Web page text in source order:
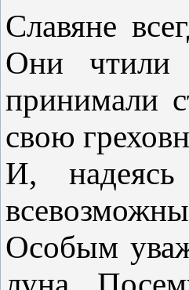
Славяне
Они чтили
принимали
свою
И, надеясь
Особым